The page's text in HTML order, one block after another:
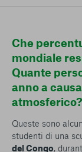
conto del fatto
selezione
stata selezionata
equivarrà a
possibile
Cookie di analisi
Che
mondiale
Quante
anno a
atmosferico?
Queste sono
studenti di una
del Congo,